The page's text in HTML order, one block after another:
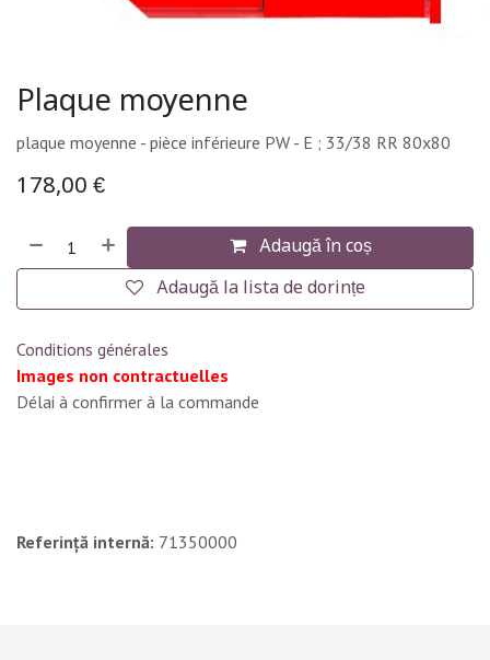
Plaque moyenne
plaque moyenne - pièce inférieure PW - E ; 33/38 RR 80x80
178,00 €
Adaugă în coș
Adaugă la lista de dorințe
Conditions générales
Images non contractuelles
Délai à confirmer à la commande
Referință internă: 71350000